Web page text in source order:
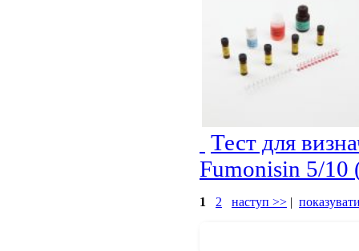
Тест для
Fumonisin 5/10
1 2 наступ >> |